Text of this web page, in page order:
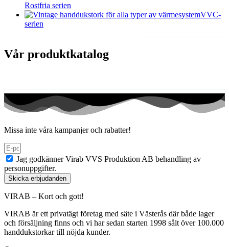
Rostfria serien
VVC-
serien
Vår produktkatalog
Missa inte våra kampanjer och rabatter!
Jag godkänner Virab VVS Produktion AB behandling av
personuppgifter.
Skicka erbjudanden
VIRAB – Kort och gott!
VIRAB är ett privatägt företag med säte i Västerås där både lager
och försäljning finns och vi har sedan starten 1998 sålt över 100.000
handdukstorkar till nöjda kunder.